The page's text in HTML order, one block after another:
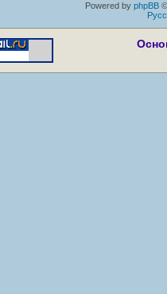
Powered by phpBB